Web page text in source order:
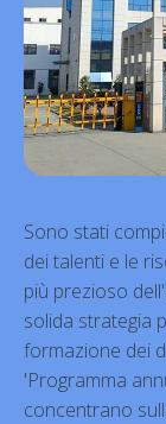
Sono stati
dei talenti e le
più prezioso
solida strategia
formazione dei
'Programma
concentrano